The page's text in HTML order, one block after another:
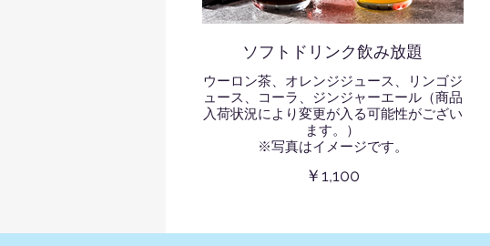
ソフトドリンク飲み放題
ウーロン茶、オレンジジュース、リンゴジ
ュース、コーラ、ジンジャーエール（商品
入荷状況により変更が入る可能性がござい
ます。）
※写真はイメージです。
￥1,100